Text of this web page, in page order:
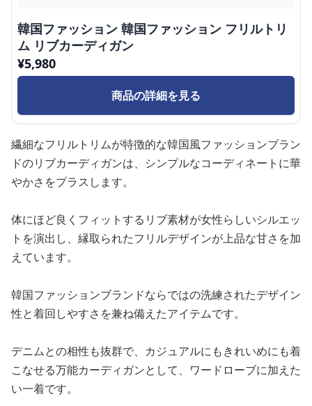
韓国ファッション 韓国ファッション フリルトリ
ム リブカーディガン
¥5,980
商品の詳細を見る
繊細なフリルトリムが特徴的な韓国風ファッションブラン
ドのリブカーディガンは、シンプルなコーディネートに華
やかさをプラスします。
体にほど良くフィットするリブ素材が女性らしいシルエッ
トを演出し、縁取られたフリルデザインが上品な甘さを加
えています。
韓国ファッションブランドならではの洗練されたデザイン
性と着回しやすさを兼ね備えたアイテムです。
デニムとの相性も抜群で、カジュアルにもきれいめにも着
こなせる万能カーディガンとして、ワードローブに加えた
い一着です。